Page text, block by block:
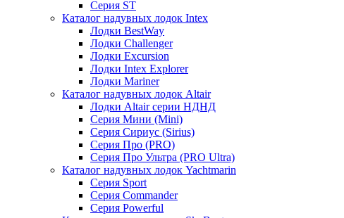
Серия ST
Каталог надувных лодок Intex
Лодки BestWay
Лодки Challenger
Лодки Excursion
Лодки Intex Explorer
Лодки Mariner
Каталог надувных лодок Altair
Лодки Altair серии НДНД
Серия Мини (Mini)
Серия Сириус (Sirius)
Серия Про (PRO)
Серия Про Ультра (PRO Ultra)
Каталог надувных лодок Yachtmarin
Серия Sport
Серия Commander
Серия Powerful